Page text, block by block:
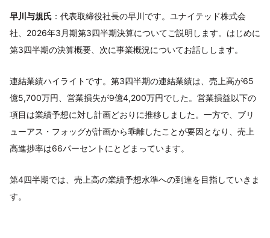
早川与規氏 ：代表取締役社長の早川です。ユナイテッド株式会
社、2026年3月期第3四半期決算についてご説明します。はじめに
第3四半期の決算概要、次に事業概況についてお話しします。
連結業績ハイライトです。第3四半期の連結業績は、売上高が65
億5,700万円、営業損失が9億4,200万円でした。営業損益以下の
項目は業績予想に対し計画どおりに推移しました。一方で、ブリ
ューアス・フォッグが計画から乖離したことが要因となり、売上
高進捗率は66パーセントにとどまっています。
第4四半期では、売上高の業績予想水準への到達を目指していきま
す。